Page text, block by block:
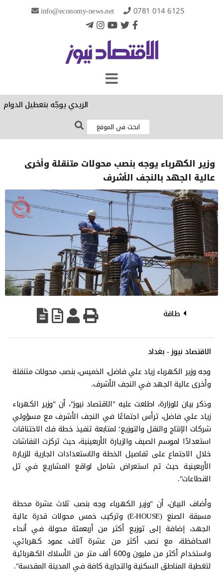
info@economy-news.net 0781 014 6125
الزيدي يوجّه بتعطيل الدوام
وزير الكهرباء يوجه بنصب محولات متنقلة وأخرى
عالية الجهد بالنجف الأشرف
طاقة
الاقتصاد نيوز - بغداد
وجه وزير الكهرباء زياد علي فاضل، الخميس، بنصب محولات متنقلة
وأخرى عالية الجهد في النجف الأشرف.
وذكر بيان للوزارة، اطلعت عليه "الاقتصاد نيوز"، أن "وزير الكهرباء
زياد علي فاضل، ترأس اجتماعًا في النجف الأشرف مع ‏مسؤولي
شركات الإنتاج والنقل والتوزيع؛ لمتابعة تنفيذ خطة فك الاختناقات
استعدادًا لموسم ‏الصيف والزيارة الأربعينية، حيث تركزت النقاشات
خلال الاجتماع على تفاصيل الخطة والاستعدادات الجارية للزيارة
‏الأربعينية حيث تم استعراض شامل لواقع المشاريع في تل
القطاعات".
وأضاف البيان، أن "وزير الكهرباء وجه بنصب ثلاث عشرة محطة
مسبقة الصنع (‏E-‎HOUSE‏) وتركيب خمس محولات قدرة عالية
الجهد، إضافة إلى توزيع أكثر من أربعمئة محولة في ‏أنحاء
المحافظة، مع نصب أكثر من عشرة آلاف عمود كهربائي،
واستخدام أكثر من مليون ‏و600 ألف متر من الأسلاك الكهربائية
لتغطية المناطق السكنية والتجارية كافة في المدينة ‏المقدسة".‏